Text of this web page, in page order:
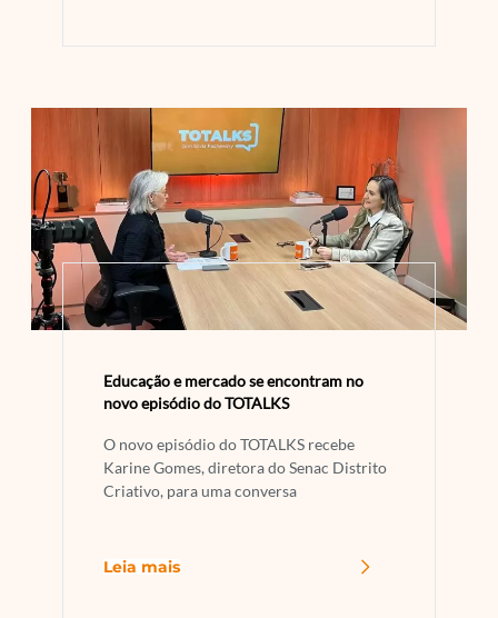
Educação e mercado se encontram no
novo episódio do TOTALKS
O novo episódio do TOTALKS recebe
Karine Gomes, diretora do Senac Distrito
Criativo, para uma conversa
Leia mais